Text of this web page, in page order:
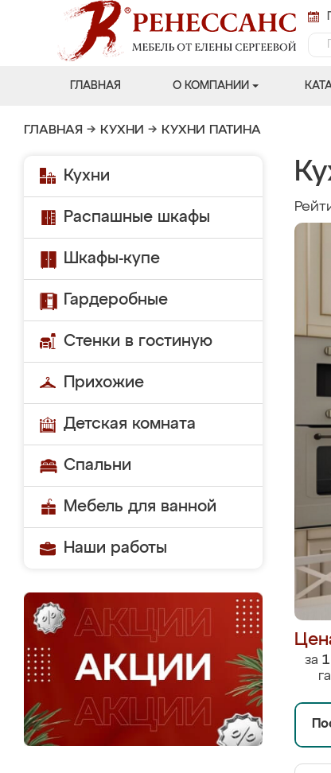
ГЛАВНАЯ О КОМПАНИИ
ГЛАВНАЯ → КУХНИ → КУХНИ ПАТИНА
Кухни
Распашные шкафы
Шкафы-купе
Гардеробные
Стенки в гостиную
Прихожие
Детская комната
Спальни
Мебель для ванной
Наши работы
за